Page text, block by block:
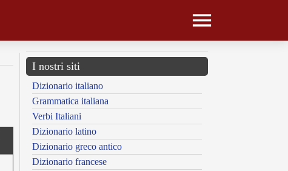
I nostri siti
Dizionario italiano
Grammatica italiana
Verbi Italiani
Dizionario latino
Dizionario greco antico
Dizionario francese